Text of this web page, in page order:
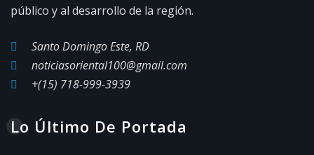
público y al desarrollo de la región.
Santo Domingo Este, RD
noticiasoriental100@gmail.com
+(15) 718-999-3939
Lo Último De Portada